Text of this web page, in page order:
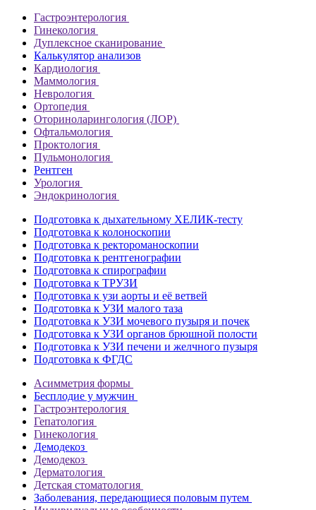
Гастроэнтерология
Гинекология
Дуплексное сканирование
Калькулятор анализов
Кардиология
Маммология
Неврология
Ортопедия
Оториноларингология (ЛОР)
Офтальмология
Проктология
Пульмонология
Рентген
Урология
Эндокринология
Подготовка к дыхательному ХЕЛИК-тесту
Подготовка к колоноскопии
Подготовка к ректороманоскопии
Подготовка к рентгенографии
Подготовка к спирографии
Подготовка к ТРУЗИ
Подготовка к узи аорты и её ветвей
Подготовка к УЗИ малого таза
Подготовка к УЗИ мочевого пузыря и почек
Подготовка к УЗИ органов брюшной полости
Подготовка к УЗИ печени и желчного пузыря
Подготовка к ФГДС
Асимметрия формы
Бесплодие у мужчин
Гастроэнтерология
Гепатология
Гинекология
Демодекоз
Демодекоз
Дерматология
Детская стоматология
Заболевания, передающиеся половым путем